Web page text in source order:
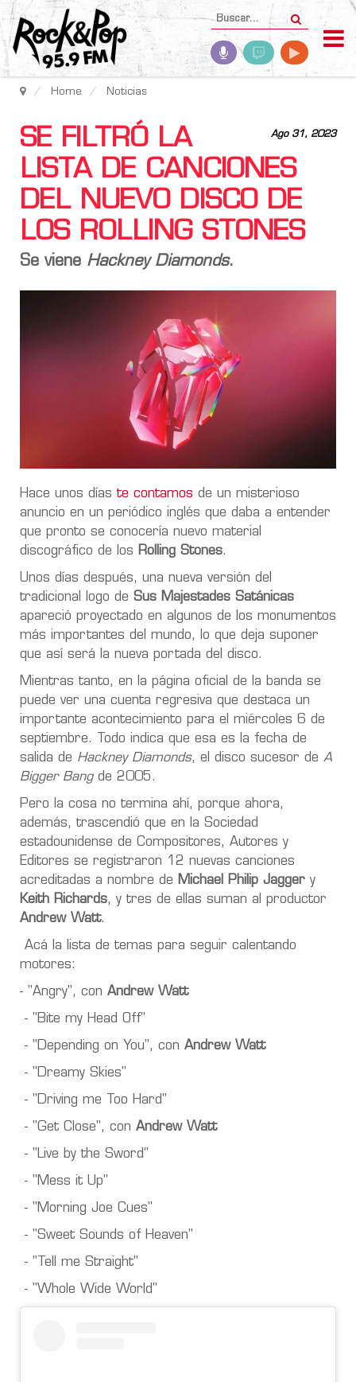
Home Noticias
Ago 31, 2023
SE FILTRÓ LA
LISTA DE CANCIONES
DEL NUEVO DISCO DE
LOS ROLLING STONES
Se viene Hackney Diamonds.
Hace unos días te contamos de un misterioso
anuncio en un periódico inglés que daba a entender
que pronto se conocería nuevo material
discográfico de los Rolling Stones.
Unos días después, una nueva versión del
tradicional logo de Sus Majestades Satánicas
apareció proyectado en algunos de los monumentos
más importantes del mundo, lo que deja suponer
que así será la nueva portada del disco.
Mientras tanto, en la página oficial de la banda se
puede ver una cuenta regresiva que destaca un
importante acontecimiento para el miércoles 6 de
septiembre. Todo indica que esa es la fecha de
salida de Hackney Diamonds, el disco sucesor de A
Bigger Bangde 2005.
Pero la cosa no termina ahí, porque ahora,
además, trascendió que en la Sociedad
estadounidense de Compositores, Autores y
Editores se registraron 12 nuevas canciones
acreditadas a nombre de
Michael Philip Jagger y
Keith Richards, y tres de ellas suman al productor
Andrew Watt.
Acá la lista de temas para seguir calentando
motores:
- "Angry", con Andrew Watt
- "Bite my Head Off"
- "Depending on You", con Andrew Watt
- "Dreamy Skies"
- "Driving me Too Hard"
- "Get Close", con Andrew Watt
- "Live by the Sword"
- "Mess it Up"
- "Morning Joe Cues"
- "Sweet Sounds of Heaven"
- "Tell me Straight"
- "Whole Wide World"